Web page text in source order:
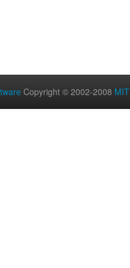
Copyright © 2002-2008 MIT